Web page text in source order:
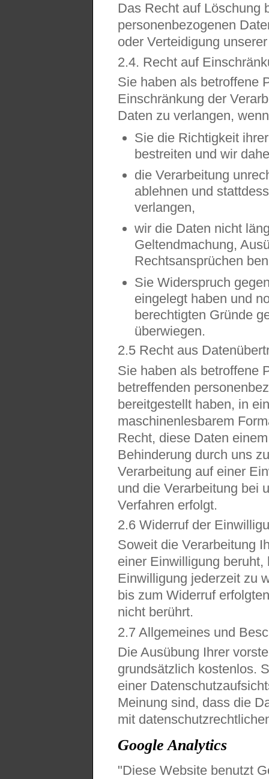
Das Recht auf Löschung
personenbezogenen
oder Verteidigung
2.4. Recht auf
Sie haben als betroffene
Einschränkung der
Daten zu verlangen, wenn
Sie die Richtigkeit
bestreiten und wir
die Verarbeitung
ablehnen und
verlangen,
wir die Daten nicht
Geltendmachung,
Rechtsansprüchen
Sie Widerspruch
eingelegt haben und
berechtigten Gründe
überwiegen.
2.5 Recht aus
Sie haben als betroffene
betreffenden
bereitgestellt haben, in
maschinenlesbarem
Recht, diese Daten
Behinderung durch uns
Verarbeitung auf einer
und die Verarbeitung bei
Verfahren erfolgt.
2.6 Widerruf der
Soweit die Verarbeitung
einer Einwilligung
Einwilligung jederzeit zu
bis zum Widerruf
nicht berührt.
2.7 Allgemeines und
Die Ausübung Ihrer
grundsätzlich kostenlos.
einer
Meinung sind, dass die
mit
Google Analytics
"Diese Website benutzt